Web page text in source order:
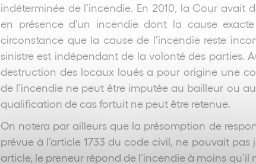
indéterminée de l’incendie. En 2010, la Cour avait
en présence d’un incendie dont la cause
circonstance que la cause de l’incendie reste
sinistre est indépendant de la volonté des parties.
destruction des locaux loués a pour origine une
de l’incendie ne peut être imputée au bailleur ou
qualification de cas fortuit ne peut être retenue.
On notera par ailleurs que la présomption de
prévue à l’article 1733 du code civil, ne pouvait
article, le preneur répond de l’incendie à moins